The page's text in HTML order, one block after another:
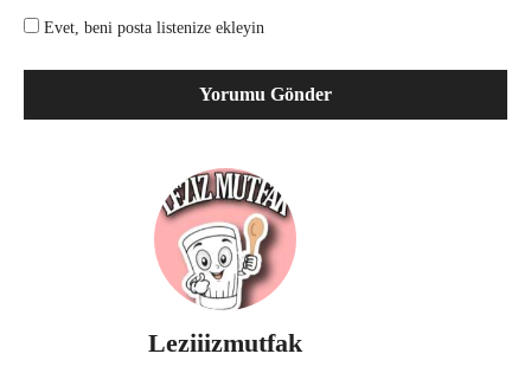
Evet, beni posta listenize ekleyin
Leziiizmutfak